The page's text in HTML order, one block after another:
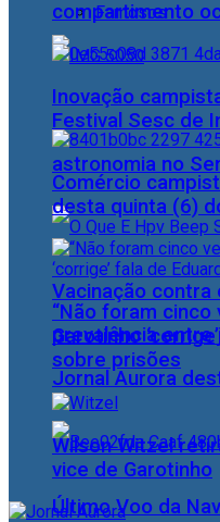
Famosos
Festival Sesc de
astronomia no
Vacinação contra
prevalência
Jornal Aurora
Último Voo da
compartimento
Inovação
Comércio
desta quinta (6)
“Não foram cinco
Garotinho
sobre prisões
Wilson Witzel
vice de Garotinho